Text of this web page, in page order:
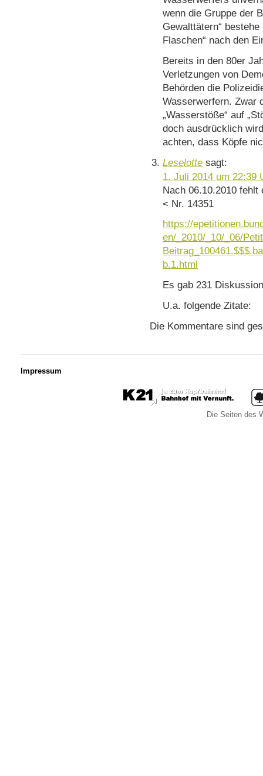
wenn die Gruppe der
Gewalttätern“
Flaschen“ nach den
Bereits in den 80er
Verletzungen von
Behörden die
Wasserwerfern. Zwar
„Wasserstöße“ auf
doch ausdrücklich
achten, dass Köpfe
Leselotte sagt:
1. Juli 2014 um 22:39
Nach 06.10.2010 fehlt
< Nr. 14351
https://
en/_2010/_10/_06/
b.1.html
Es gab 231
U.a. folgende Zitate:
Die Kommentare sind
Impressum
Die Seiten des